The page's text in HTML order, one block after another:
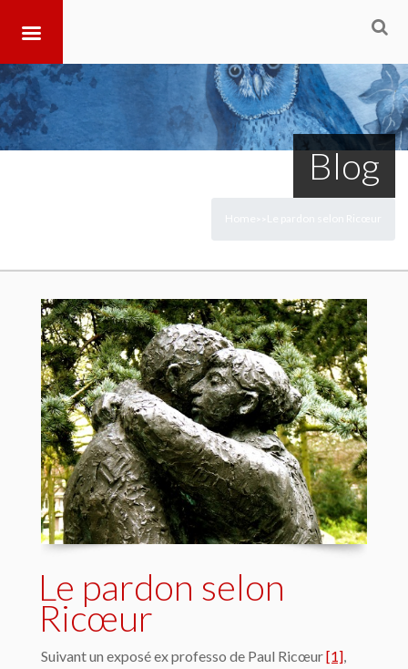
Blog
Le pardon selon
Ricœur
Suivant un exposé ex professo de Paul Ricœur[1]